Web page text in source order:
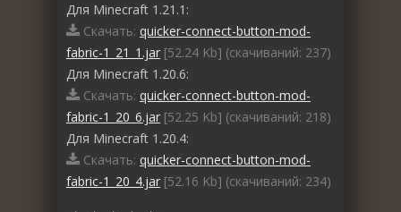
Для Minecraft 1.21.1:
Скачать: quicker-connect-button-mod-
fabric-1_21_1.jar [52.24 Kb] (cкачиваний: 237)
Для Minecraft 1.20.6:
Скачать: quicker-connect-button-mod-
fabric-1_20_6.jar [52.25 Kb] (cкачиваний: 218)
Для Minecraft 1.20.4:
Скачать: quicker-connect-button-mod-
fabric-1_20_4.jar [52.16 Kb] (cкачиваний: 234)